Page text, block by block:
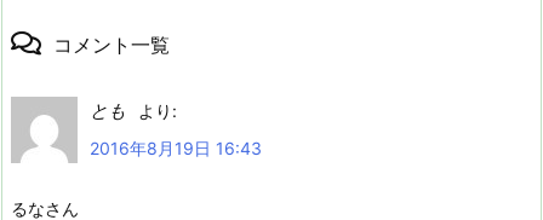
コメント一覧
とも
より:
2016年8月19日 16:43
るなさん